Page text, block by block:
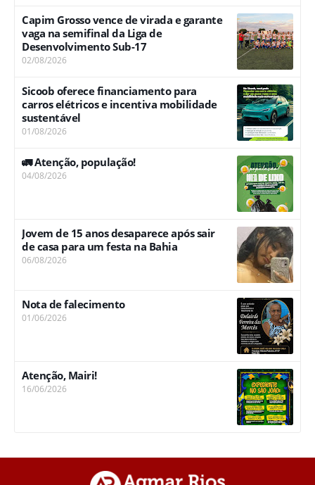
Capim Grosso vence de virada e garante
vaga na semifinal da Liga de
Desenvolvimento Sub-17
02/08/2026
Sicoob oferece financiamento para
carros elétricos e incentiva mobilidade
sustentável
01/08/2026
🚛 Atenção, população!
04/08/2026
Jovem de 15 anos desaparece após sair
de casa para um festa na Bahia
06/08/2026
Nota de falecimento
01/06/2026
Atenção, Mairi!
16/06/2026